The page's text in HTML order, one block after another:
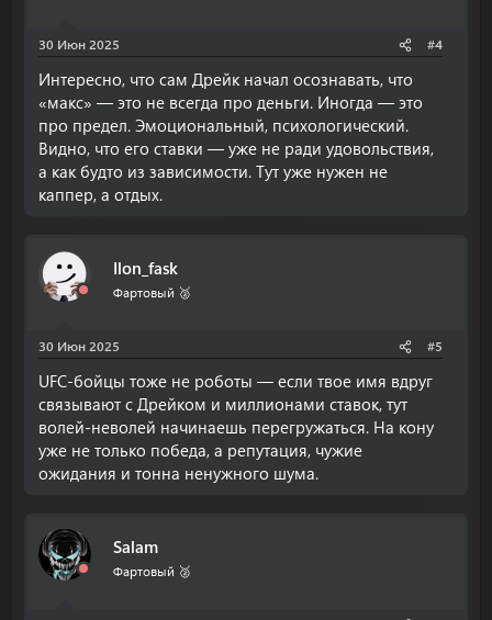
30 Июн 2025 #4
Интересно, что сам Дрейк начал осознавать, что
«макс» — это не всегда про деньги. Иногда — это
про предел. Эмоциональный, психологический.
Видно, что его ставки — уже не ради удовольствия,
а как будто из зависимости. Тут уже нужен не
каппер, а отдых.
Ilon_fask
Фартовый 🥈
30 Июн 2025 #5
UFC-бойцы тоже не роботы — если твое имя вдруг
связывают с Дрейком и миллионами ставок, тут
волей-неволей начинаешь перегружаться. На кону
уже не только победа, а репутация, чужие
ожидания и тонна ненужного шума.
Salam
Фартовый 🥈